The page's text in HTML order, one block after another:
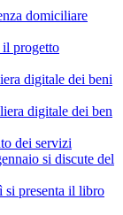
domiciliare
progetto
digitale dei beni
digitale dei ben
dei servizi
si discute del
presenta il libro